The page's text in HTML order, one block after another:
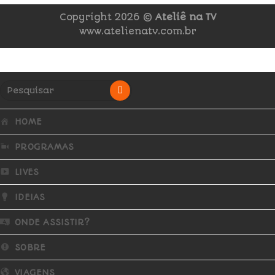
Copyright 2026 © Ateliê na TV
www.atelienatv.com.br
HOME
PROGRAMAS
LIVES
IDEIAS
ONDE ASSISTIR?
SOBRE
VIAGENS